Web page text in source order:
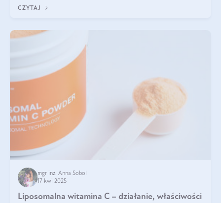
CZYTAJ
mgr inż. Anna Sobol
17 kwi 2025
Liposomalna witamina C – działanie, właściwości